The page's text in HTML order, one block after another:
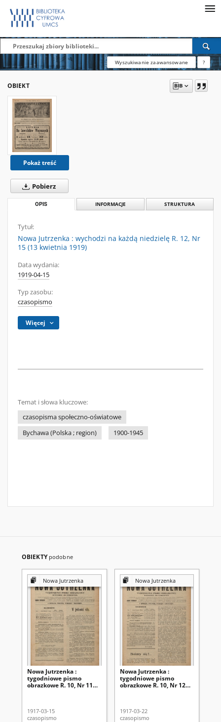
Wyszukiwanie zaawansowane ?
OBIEKT
Pokaż treść
Pobierz
OPIS INFORMACJE STRUKTURA
Tytuł:
Nowa Jutrzenka : wychodzi na każdą niedzielę R. 12, Nr
15 (13 kwietnia 1919)
Data wydania:
1919-04-15
Typ zasobu:
czasopismo
Więcej
Temat i słowa kluczowe:
czasopisma społeczno-oświatowe
Bychawa (Polska ; region)
1900-1945
OBIEKTY podobne
Nowa Jutrzenka
Nowa Jutrzenka :
tygodniowe pismo
obrazkowe R. 10, Nr 11
1917-03-15
czasopismo
Nowa Jutrzenka
Nowa Jutrzenka :
tygodniowe pismo
obrazkowe R. 10, Nr 12
1917-03-22
czasopismo